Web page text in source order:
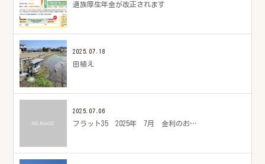
遺族厚生年金が改正されます
2025.07.18
田植え
2025.07.06
フラット35 2025年 7月 金利のお…